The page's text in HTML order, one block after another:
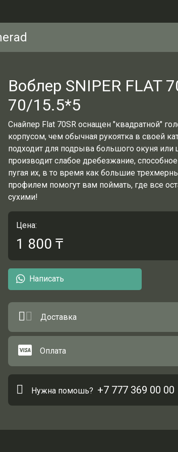
Воблер SNIPER FLAT
70/15.5*5
Снайпер Flat 70SR оснащен "квадратной"
корпусом, чем обычная рукоятка в своей
подходит для подрыва большого окуня или
производит слабое дребезжание,
пугая их, в то время как большие
профилем помогут вам поймать, где все
сухими!
Цена:
1 800 ₸
Написать
Доставка
Оплата
Нужна помошь? +7 777 369 00 00